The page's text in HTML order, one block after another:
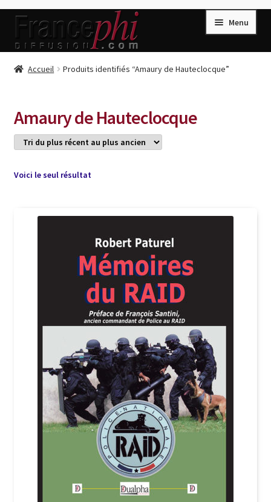
Aller
la
Aller
contenu
Menu
Accueil
Conditions de Vente
Connection
Listes d’Envies
Livres de Peter Randa
Livres de Philippe Randa
Login Customizer
Politique de confidentialité et cookies
Qui sommes-nous ?
Soutien à Philippe Randa
Suivi de la Commande
Accueil Produits identifiés “Amaury de Hauteclocque”
Amaury de Hauteclocque
Voici le seul résultat